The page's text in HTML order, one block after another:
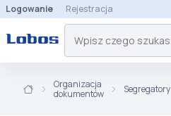
Logowanie Rejestracja
Organizacja
dokumentów
Segregatory